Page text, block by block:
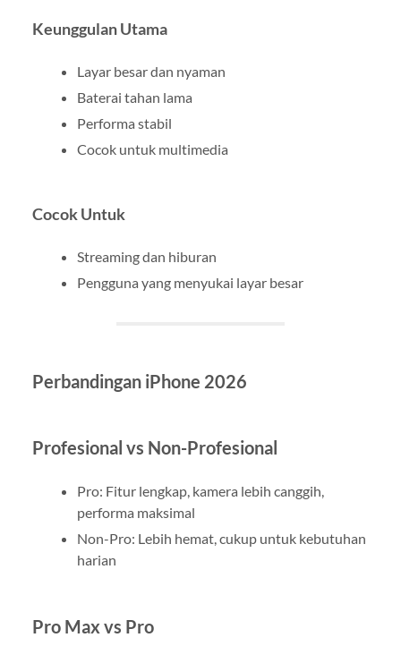
Keunggulan Utama
Layar besar dan nyaman
Baterai tahan lama
Performa stabil
Cocok untuk multimedia
Cocok Untuk
Streaming dan hiburan
Pengguna yang menyukai layar besar
Perbandingan iPhone 2026
Profesional vs Non-Profesional
Pro: Fitur lengkap, kamera lebih canggih,
performa maksimal
Non-Pro: Lebih hemat, cukup untuk kebutuhan
harian
Pro Max vs Pro